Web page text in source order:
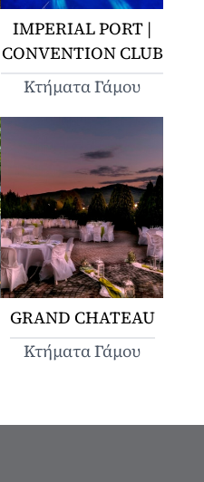
IMPERIAL PORT |
CONVENTION CLUB
Κτήματα Γάμου
GRAND CHATEAU
Κτήματα Γάμου